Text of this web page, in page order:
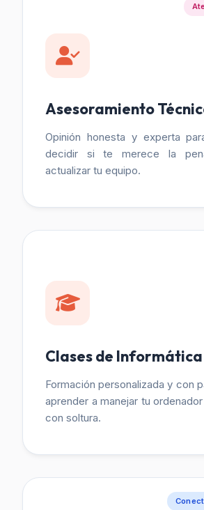
Asesoramiento
Opinión honesta y experta
decidir si te merece la
actualizar tu equipo.
Clases de Informática
Formación personalizada y con
aprender a manejar tu
con soltura.